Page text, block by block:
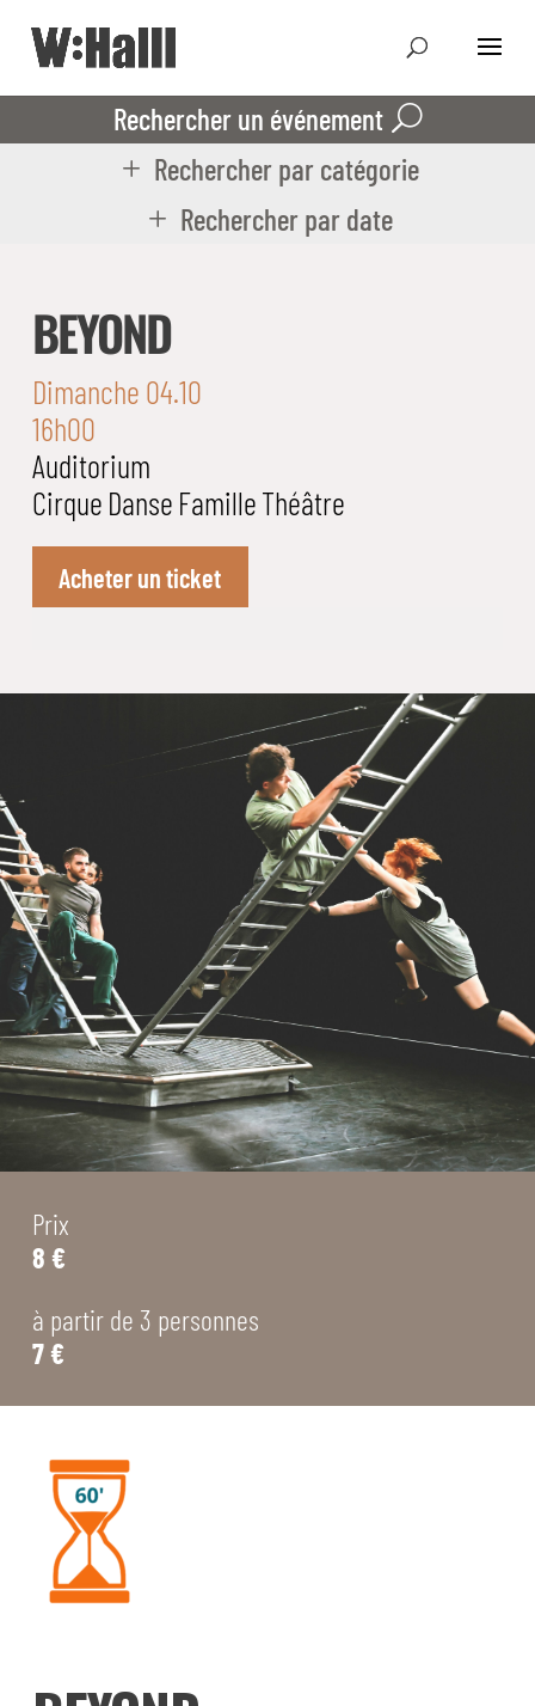
Rechercher un événement
Rechercher par catégorie
Rechercher par date
BEYOND
Dimanche 04.10
16h00
Auditorium
Cirque Danse FamilleThéâtre
Acheter un ticket
Prix
8 €
à partir de 3 personnes
7 €